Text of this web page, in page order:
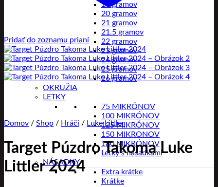
19 gramov
20 gramov
21 gramov
21.5 gramov
22 gramov
23 gramov
24 gramov
25 gramov
26 gramov
OKRUŽIA
LETKY
75 MIKRÓNOV
100 MIKRÓNOV
125 MIKRÓNOV
150 MIKRONOV
180 MIKRÓNOV
Letky s násadkami
NÁSADKY
Extra krátke
Krátke
Pridať do zoznamu prianí
Domov / Shop / Hráči / Luke Littler
Target Púzdro Takoma Luke
Littler 2024